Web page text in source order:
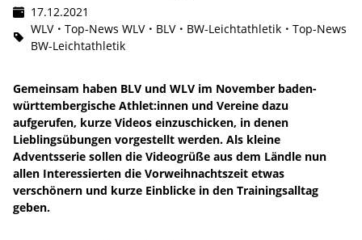
17.12.2021
WLV
Top-News WLV BLV BW-Leichtathletik
Top-News
BW-Leichtathletik
Gemeinsam haben BLV und WLV im November baden-
württembergische Athlet:innen und Vereine dazu
aufgerufen, kurze Videos einzuschicken, in denen
Lieblingsübungen vorgestellt werden. Als kleine
Adventsserie sollen die Videogrüße aus dem Ländle nun
allen Interessierten die Vorweihnachtszeit etwas
verschönern und kurze Einblicke in den Trainingsalltag
geben.